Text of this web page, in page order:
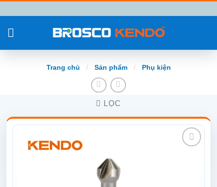
đến
nội
Trang chủ / Sản phẩm / Phụ kiện
LỌC